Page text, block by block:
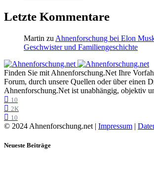
Letzte Kommentare
Martin zu Ahnenforschung bei Elon
Geschwister und Familiengeschichte
Finden Sie mit Ahnenforschung.Net Ihre
Forum, durch unsere Quellen oder über einen
Ahnenforschung.Net ist unabhängig, objektiv
10
2K
10
© 2024 Ahnenforschung.net | Impressum |
Neueste Beiträge